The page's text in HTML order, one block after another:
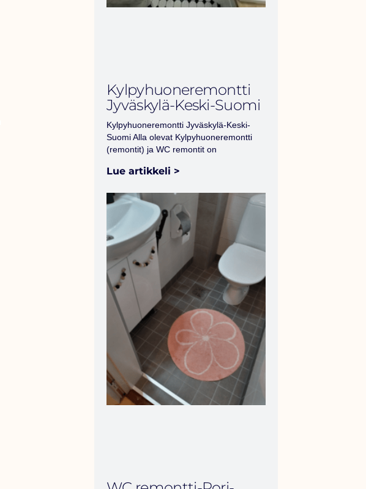
Kylpyhuoneremontti
Jyväskylä-Keski-Suomi
Kylpyhuoneremontti Jyväskylä-Keski-
Suomi Alla olevat Kylpyhuoneremontti
(remontit) ja WC remontit on
Lue artikkeli >